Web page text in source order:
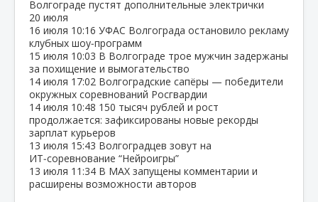
Волгограде пустят дополнительные электрички
20 июля
16 июля 10:16 УФАС Волгограда остановило рекламу
клубных шоу‑программ
15 июля 10:03 В Волгограде трое мужчин задержаны
за похищение и вымогательство
14 июля 17:02 Волгоградские сапёры — победители
окружных соревнований Росгвардии
14 июля 10:48 150 тысяч рублей и рост
продолжается: зафиксированы новые рекорды
зарплат курьеров
13 июля 15:43 Волгоградцев зовут на
ИТ‑соревнование “Нейроигры”
13 июля 11:34 В МАХ запущены комментарии и
расширены возможности авторов